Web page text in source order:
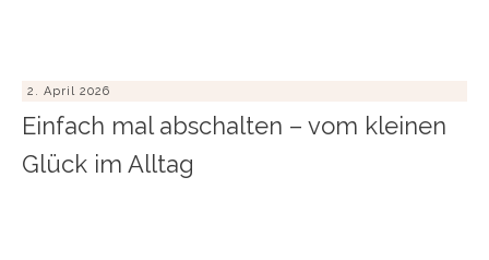
2. April 2026
Einfach mal abschalten – vom kleinen
Glück im Alltag